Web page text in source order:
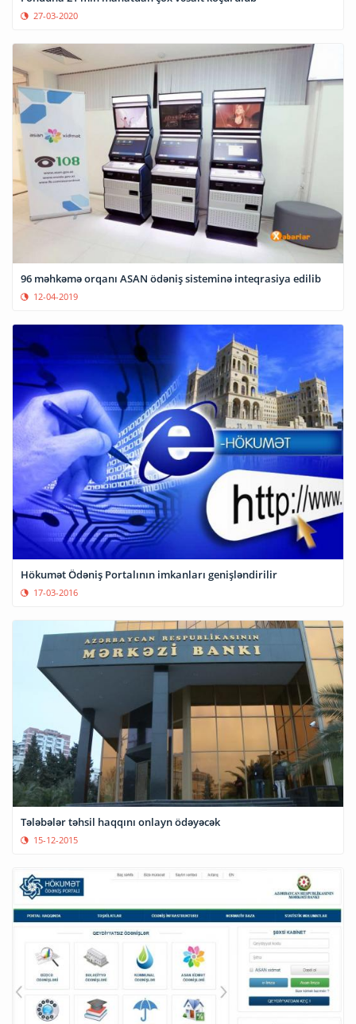
27-03-2020
96 məhkəmə orqanı ASAN ödəniş sisteminə inteqrasiya edilib
12-04-2019
Hökumət Ödəniş Portalının imkanları genişləndirilir
17-03-2016
Tələbələr təhsil haqqını onlayn ödəyəcək
15-12-2015